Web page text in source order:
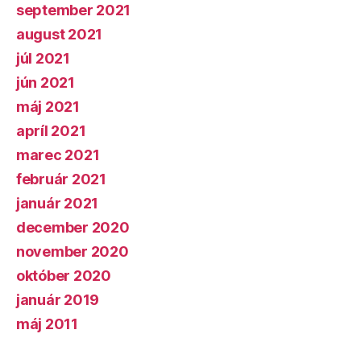
september 2021
august 2021
júl 2021
jún 2021
máj 2021
apríl 2021
marec 2021
február 2021
január 2021
december 2020
november 2020
október 2020
január 2019
máj 2011